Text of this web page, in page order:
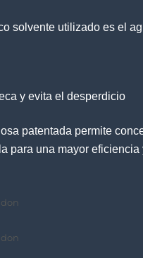
solvente utilizado es el
y evita el desperdicio
patentada permite
para una mayor eficiencia